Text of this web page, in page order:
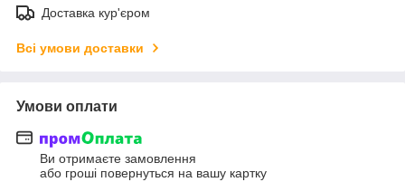
Доставка кур'єром
Всі умови доставки
Умови оплати
Ви отримаєте замовлення
або гроші повернуться на вашу картку